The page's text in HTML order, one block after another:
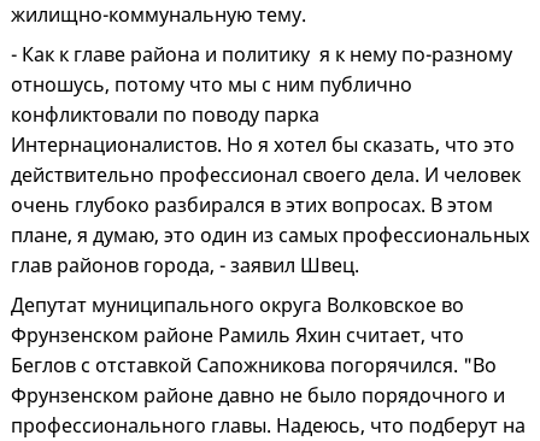
жилищно-коммунальную тему.
- Как к главе района и политику я к нему по-разному
отношусь, потому что мы с ним публично
конфликтовали по поводу парка
Интернационалистов. Но я хотел бы сказать, что это
действительно профессионал своего дела. И человек
очень глубоко разбирался в этих вопросах. В этом
плане, я думаю, это один из самых профессиональных
глав районов города, - заявил Швец.
Депутат муниципального округа Волковское во
Фрунзенском районе Рамиль Яхин считает, что
Беглов с отставкой Сапожникова погорячился. "Во
Фрунзенском районе давно не было порядочного и
профессионального главы. Надеюсь, что подберут на